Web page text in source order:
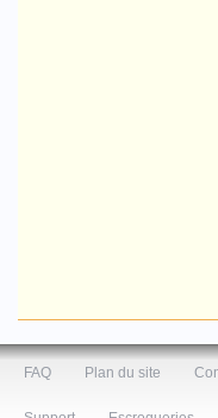
FAQ Plan du site